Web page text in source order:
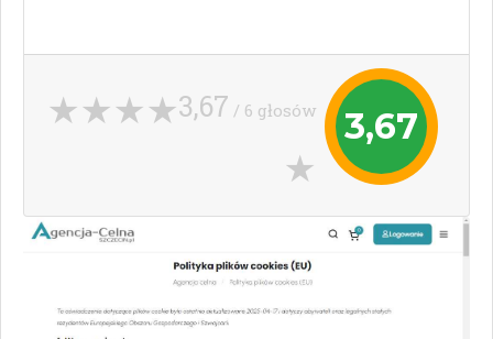
3,67
3,67 / 6 głosów